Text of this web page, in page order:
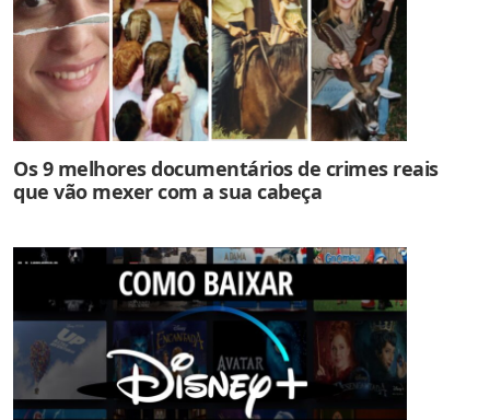
Os 9 melhores documentários de crimes reais
que vão mexer com a sua cabeça